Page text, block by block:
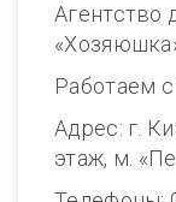
Агентство
Работаем
Адрес: г.
этаж, м.